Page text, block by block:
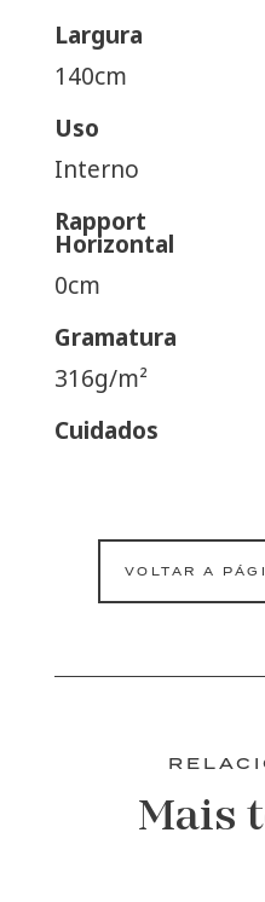
Largura
140cm
Uso
Interno
Rapport
Horizontal
0cm
Gramatura
316g/m²
Cuidados
VOLTAR A
Mais